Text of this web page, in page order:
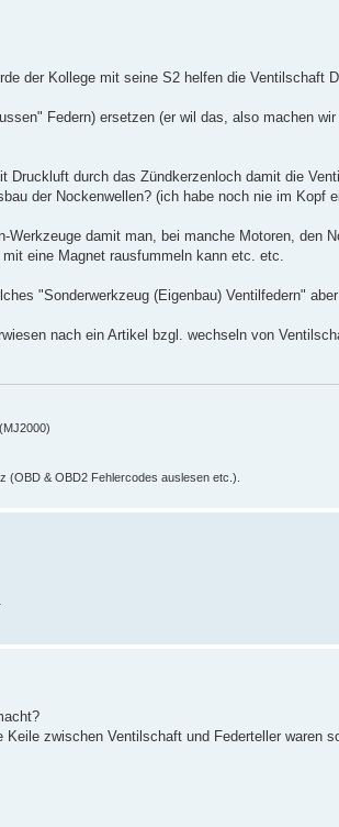
der Kollege mit seine S2 helfen die Ventilschaft
Federn) ersetzen (er wil das, also machen wir
Druckluft durch das Zündkerzenloch damit die
der Nockenwellen? (ich habe noch nie im Kopf
Werkzeuge damit man, bei manche Motoren, den
eine Magnet rausfummeln kann etc. etc.
"Sonderwerkzeug (Eigenbau) Ventilfedern"
nach ein Artikel bzgl. wechseln von
(OBD & OBD2 Fehlercodes auslesen etc.).
Keile zwischen Ventilschaft und Federteller waren